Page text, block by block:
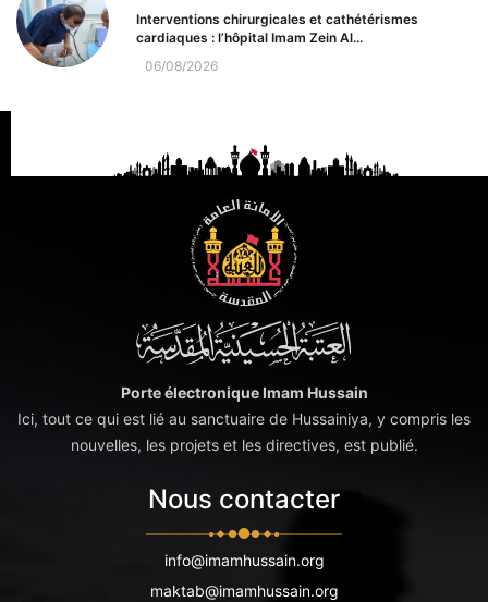
Interventions chirurgicales et cathétérismes
cardiaques : l’hôpital Imam Zein Al...
06/08/2026
Porte électronique Imam Hussain
Ici, tout ce qui est lié au sanctuaire de Hussainiya, y compris les
nouvelles, les projets et les directives, est publié.
Nous contacter
info@imamhussain.org
maktab@imamhussain.org